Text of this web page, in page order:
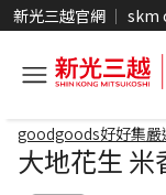
新光三越官網 skm
goodgoods好好集嚴
大地花生 米